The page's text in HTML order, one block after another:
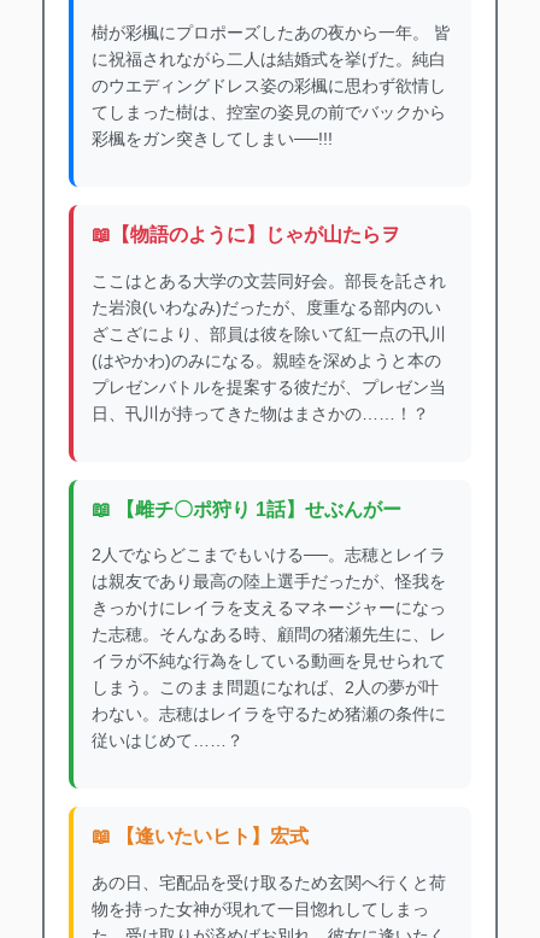
樹が彩楓にプロポーズしたあの夜から一年。 皆
に祝福されながら二人は結婚式を挙げた。純白
のウエディングドレス姿の彩楓に思わず欲情し
てしまった樹は、控室の姿見の前でバックから
彩楓をガン突きしてしまい──!!!
📖【物語のように】じゃが山たらヲ
ここはとある大学の文芸同好会。部長を託され
た岩浪(いわなみ)だったが、度重なる部内のい
ざこざにより、部員は彼を除いて紅一点の卂川
(はやかわ)のみになる。親睦を深めようと本の
プレゼンバトルを提案する彼だが、プレゼン当
日、卂川が持ってきた物はまさかの……！？
📖 【雌チ〇ポ狩り 1話】せぶんがー
2人でならどこまでもいける──。志穂とレイラ
は親友であり最高の陸上選手だったが、怪我を
きっかけにレイラを支えるマネージャーになっ
た志穂。そんなある時、顧問の猪瀬先生に、レ
イラが不純な行為をしている動画を見せられて
しまう。このまま問題になれば、2人の夢が叶
わない。志穂はレイラを守るため猪瀬の条件に
従いはじめて……？
📖 【逢いたいヒト】宏式
あの日、宅配品を受け取るため玄関へ行くと荷
物を持った女神が現れて一目惚れしてしまっ